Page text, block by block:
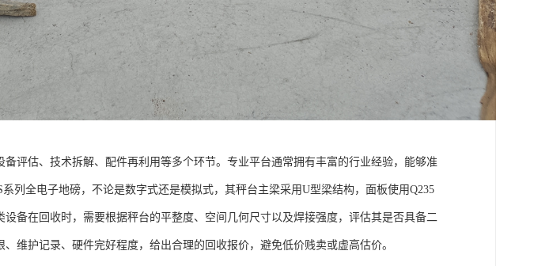
评估、技术拆解、配件再利用等多个环节。专业平台通常拥有丰富的行业经验，能够准
列全电子地磅，不论是数字式还是模拟式，其秤台主梁采用U型梁结构，面板使用Q235
备在回收时，需要根据秤台的平整度、空间几何尺寸以及焊接强度，评估其是否具备二
维护记录、硬件完好程度，给出合理的回收报价，避免低价贱卖或虚高估价。